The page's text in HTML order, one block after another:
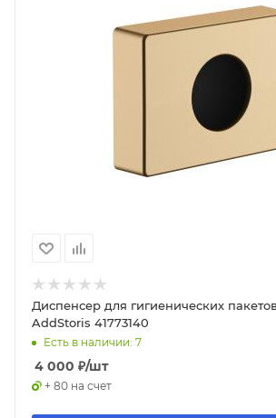
Диспенсер для гигиенических
AddStoris 41773140
Есть в наличии: 7
4 000 ₽/шт
+ 80 на счет